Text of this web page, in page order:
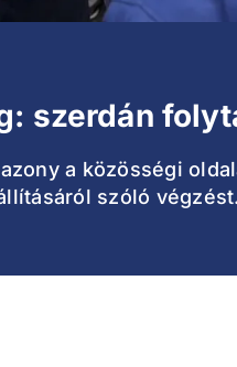
szerdán
a közösségi
szóló végzést.